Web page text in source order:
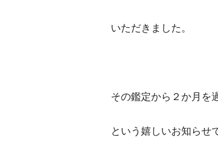
いただきました。
その鑑定から２か月を
という嬉しいお知らせ